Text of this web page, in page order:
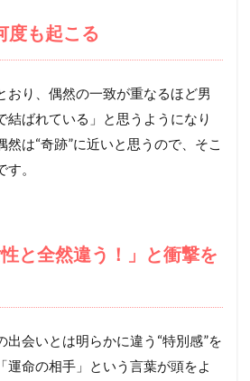
度も起こる
おり、偶然の一致が重なるほど男
結ばれている」と思うようになり
然は“奇跡”に近いと思うので、そこ
。
と全然違う！」と衝撃を
出会いとは明らかに違う“特別感”を
運命の相手」という言葉が頭をよ